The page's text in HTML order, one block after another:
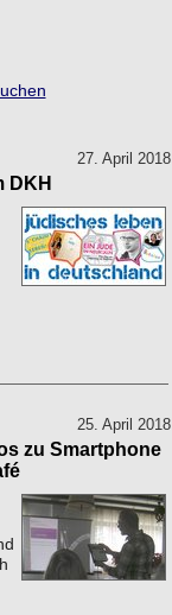
27. April 2018
DKH
25. April 2018
zu Smartphone